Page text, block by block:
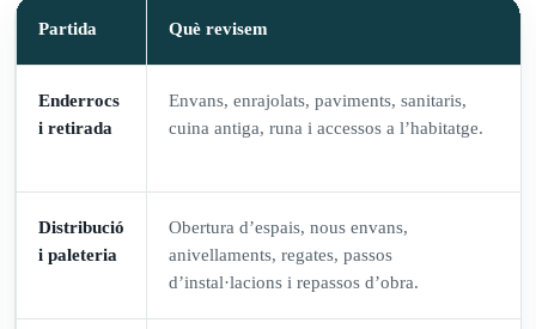
Partida Què revisem
Enderrocs
i retirada
Envans, enrajolats, paviments, sanitaris,
cuina antiga, runa i accessos a l’habitatge.
Distribució
i paleteria
Obertura d’espais, nous envans,
anivellaments, regates, passos
d’instal·lacions i repassos d’obra.